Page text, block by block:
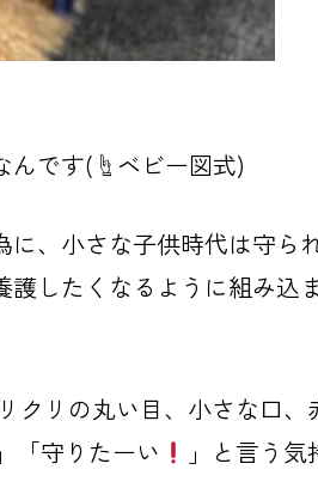
んです(☝️ベビー図式)
、小さな子供時代は守ら
したくなるように組み込
クリの丸い目、小さな口
」「守りたーい
」と言う